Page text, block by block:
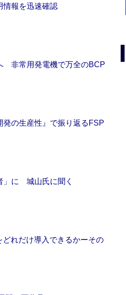
情報を迅速確認
非常用発電機で万全のBCP
発の生産性』で振り返るFSP
」に 城山氏に聞く
れだけ導入できるかーその